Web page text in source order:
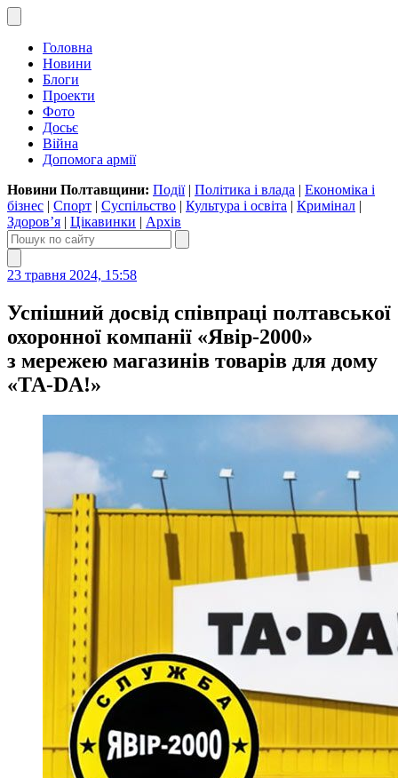
Головна
Новини
Блоги
Проекти
Фото
Досьє
Війна
Допомога армії
Новини Полтавщини: Події| Політика і влада | Економіка і
бізнес | Спорт | Суспільство | Культура і освіта | Кримінал |
Здоров’я | Цікавинки | Архів
23 травня 2024, 15:58
Успішний досвід співпраці полтавської
охоронної компанії «Явір-2000»
з мережею магазинів товарів для дому
«ТА-DA!»